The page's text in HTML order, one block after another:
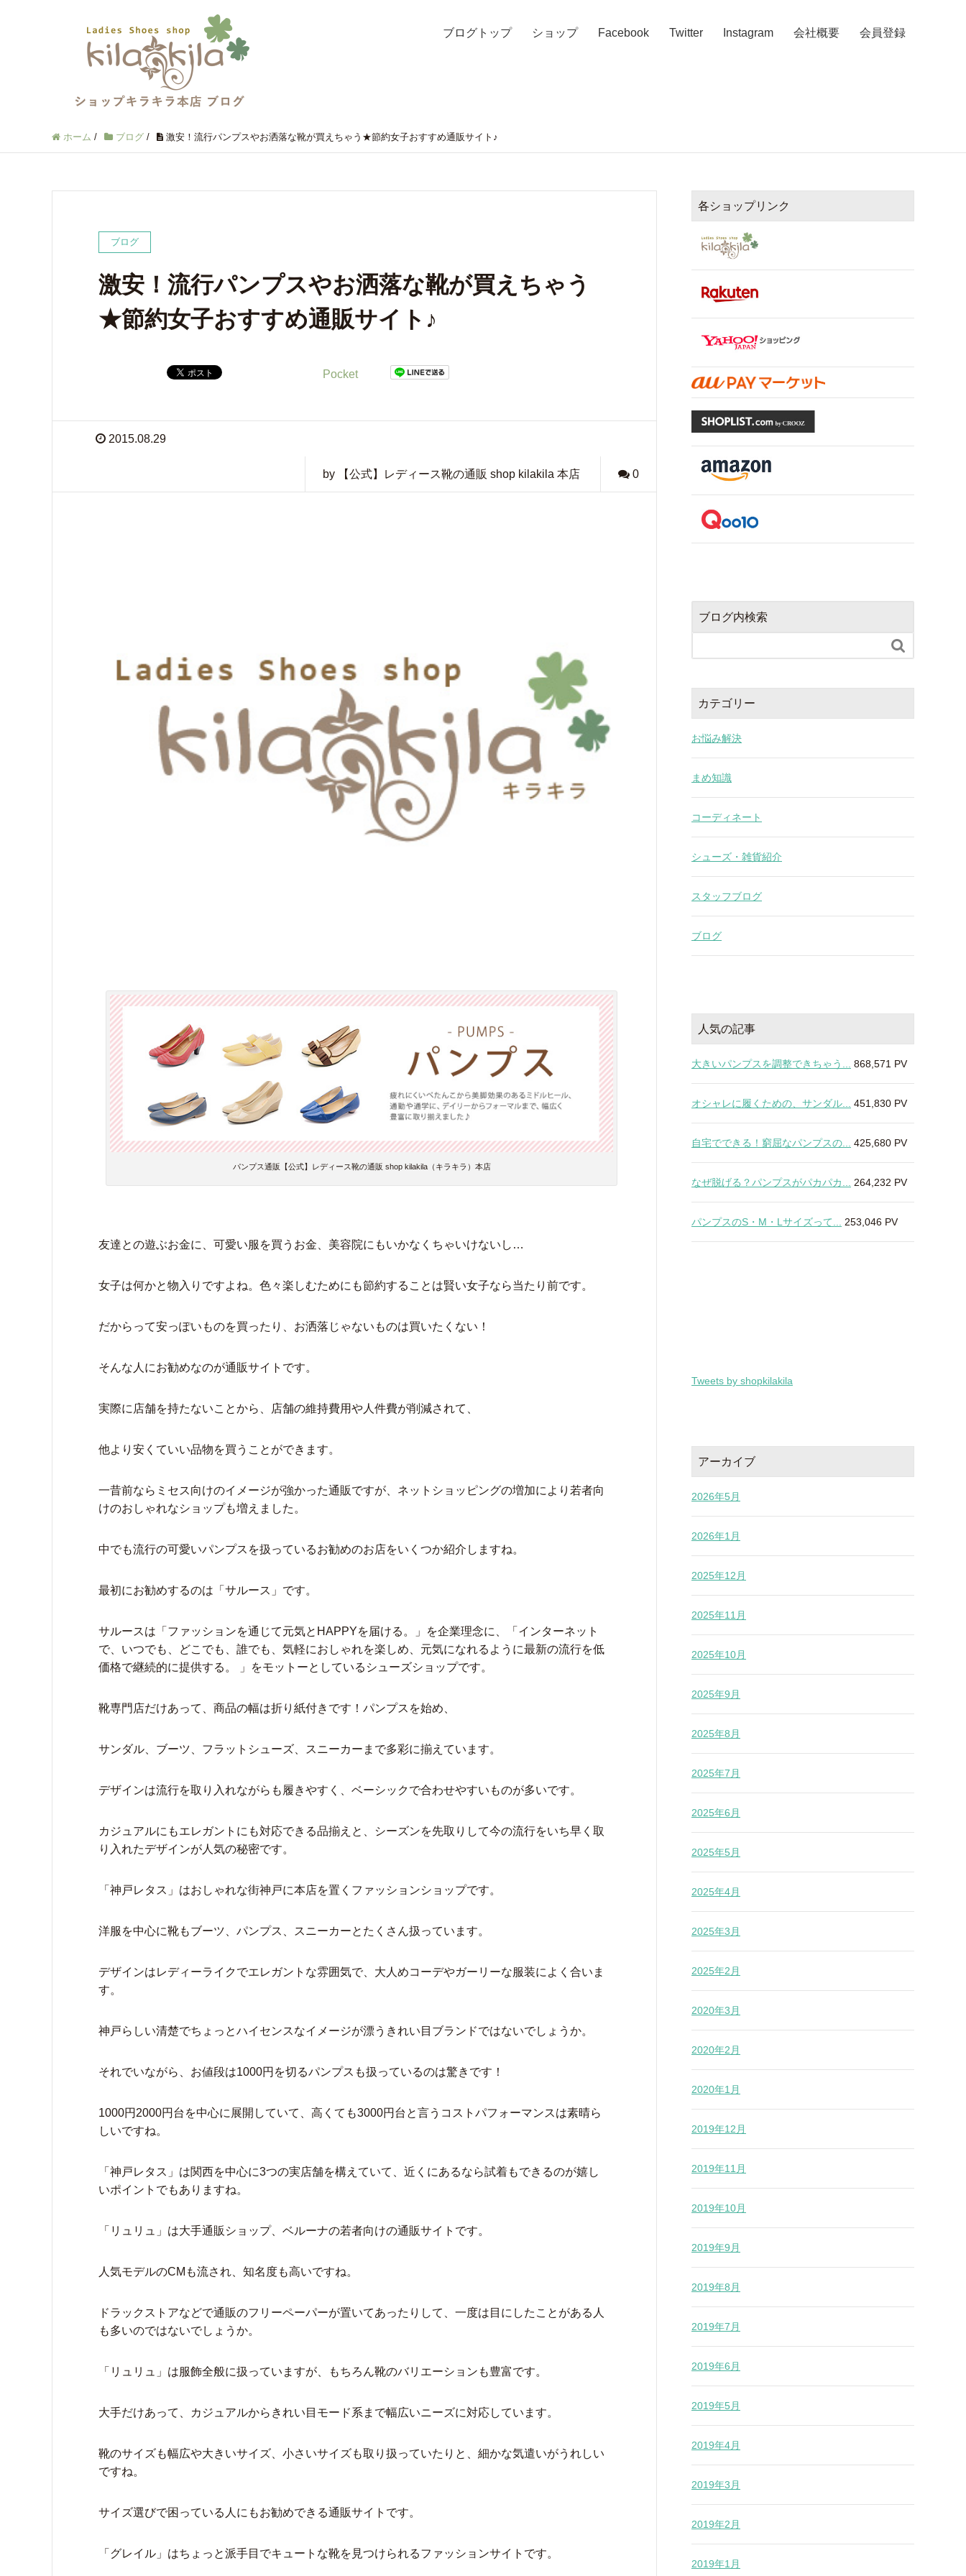
ブログトップ ショップ Facebook Twitter Instagram 会社概要 会員登録
ホーム / ブログ / 激安！流行パンプスやお洒落な靴が買えちゃう★節約女子おすすめ通販サイト♪
ブログ
激安！流行パンプスやお洒落な靴が買えちゃう
★節約女子おすすめ通販サイト♪
Pocket
2015.08.29
by 【公式】レディース靴の通販 shop kilakila 本店 0
パンプス通販【公式】レディース靴の通販 shop kilakila（キラキラ）本店
友達との遊ぶお金に、可愛い服を買うお金、美容院にもいかなくちゃいけないし…
女子は何かと物入りですよね。色々楽しむためにも節約することは賢い女子なら当たり前です。
だからって安っぽいものを買ったり、お洒落じゃないものは買いたくない！
そんな人にお勧めなのが通販サイトです。
実際に店舗を持たないことから、店舗の維持費用や人件費が削減されて、
他より安くていい品物を買うことができます。
一昔前ならミセス向けのイメージが強かった通販ですが、ネットショッピングの増加により若者向
けのおしゃれなショップも増えました。
中でも流行の可愛いパンプスを扱っているお勧めのお店をいくつか紹介しますね。
最初にお勧めするのは「サルース」です。
サルースは「ファッションを通じて元気とHAPPYを届ける。」を企業理念に、「インターネット
で、いつでも、どこでも、誰でも、気軽におしゃれを楽しめ、元気になれるように最新の流行を低
価格で継続的に提供する。 」をモットーとしているシューズショップです。
靴専門店だけあって、商品の幅は折り紙付きです！パンプスを始め、
サンダル、ブーツ、フラットシューズ、スニーカーまで多彩に揃えています。
デザインは流行を取り入れながらも履きやすく、ベーシックで合わせやすいものが多いです。
カジュアルにもエレガントにも対応できる品揃えと、シーズンを先取りして今の流行をいち早く取
り入れたデザインが人気の秘密です。
「神戸レタス」はおしゃれな街神戸に本店を置くファッションショップです。
洋服を中心に靴もブーツ、パンプス、スニーカーとたくさん扱っています。
デザインはレディーライクでエレガントな雰囲気で、大人めコーデやガーリーな服装によく合いま
す。
神戸らしい清楚でちょっとハイセンスなイメージが漂うきれい目ブランドではないでしょうか。
それでいながら、お値段は1000円を切るパンプスも扱っているのは驚きです！
1000円2000円台を中心に展開していて、高くても3000円台と言うコストパフォーマンスは素晴ら
しいですね。
「神戸レタス」は関西を中心に3つの実店舗を構えていて、近くにあるなら試着もできるのが嬉し
いポイントでもありますね。
「リュリュ」は大手通販ショップ、ベルーナの若者向けの通販サイトです。
人気モデルのCMも流され、知名度も高いですね。
ドラックストアなどで通販のフリーペーパーが置いてあったりして、一度は目にしたことがある人
も多いのではないでしょうか。
「リュリュ」は服飾全般に扱っていますが、もちろん靴のバリエーションも豊富です。
大手だけあって、カジュアルからきれい目モード系まで幅広いニーズに対応しています。
靴のサイズも幅広や大きいサイズ、小さいサイズも取り扱っていたりと、細かな気遣いがうれしい
ですね。
サイズ選びで困っている人にもお勧めできる通販サイトです。
「グレイル」はちょっと派手目でキュートな靴を見つけられるファッションサイトです。
各ショップリンク
ブログ内検索

カテゴリー
お悩み解決
まめ知識
コーディネート
シューズ・雑貨紹介
スタッフブログ
ブログ
人気の記事
大きいパンプスを調整できちゃう... 868,571 PV
オシャレに履くための、サンダル... 451,830 PV
自宅でできる！窮屈なパンプスの... 425,680 PV
なぜ脱げる？パンプスがパカパカ... 264,232 PV
パンプスのS・M・Lサイズって... 253,046 PV
Tweets by shopkilakila
アーカイブ
2026年5月
2026年1月
2025年12月
2025年11月
2025年10月
2025年9月
2025年8月
2025年7月
2025年6月
2025年5月
2025年4月
2025年3月
2025年2月
2020年3月
2020年2月
2020年1月
2019年12月
2019年11月
2019年10月
2019年9月
2019年8月
2019年7月
2019年6月
2019年5月
2019年4月
2019年3月
2019年2月
2019年1月